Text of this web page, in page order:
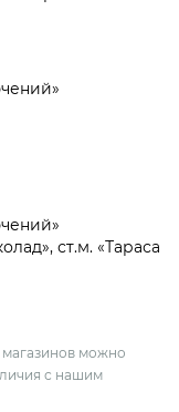
ст.м. «Тараса
магазинов можно
с нашим